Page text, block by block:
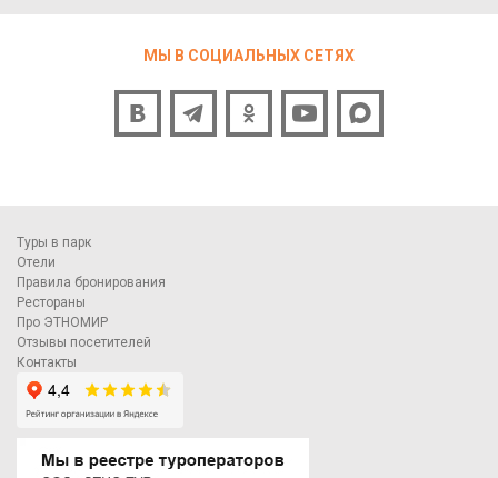
МЫ В СОЦИАЛЬНЫХ СЕТЯХ
Туры в парк
Отели
Правила бронирования
Рестораны
Про ЭТНОМИР
Отзывы посетителей
Контакты